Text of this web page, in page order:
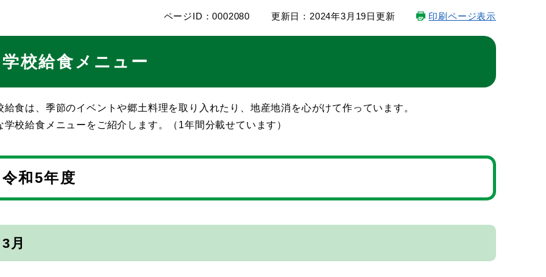
ページID：0002080 更新日：2024年3月19日更新 印刷ページ表示
学校給食メニュー
給食は、季節のイベントや郷土料理を取り入れたり、地産地消を心がけて作っています。
学校給食メニューをご紹介します。（1年間分載せています）
令和5年度
3月